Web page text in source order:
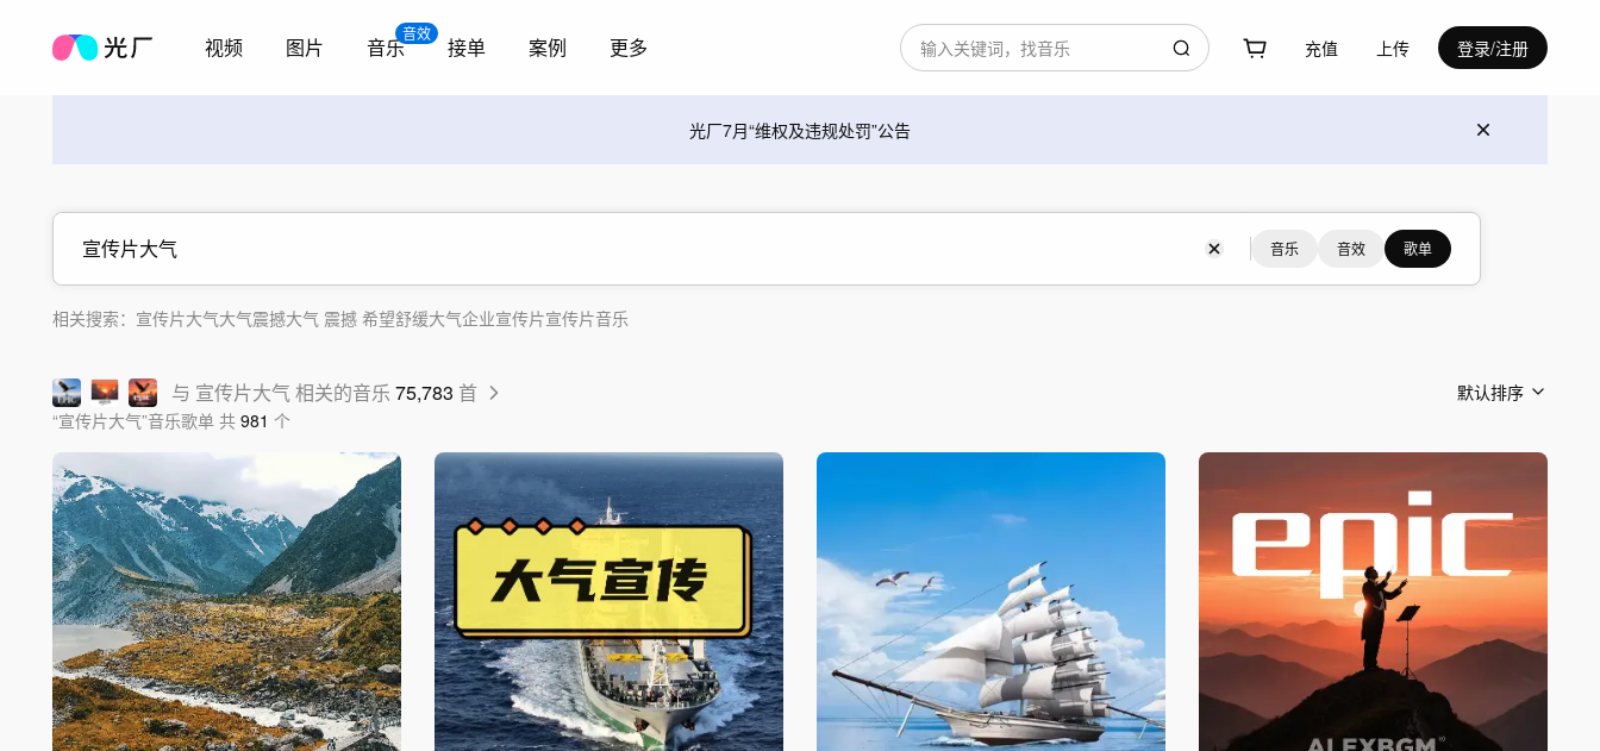
视频 图片
音效
音乐 接单 案例 更多 充值 上传 登录/注册
光厂7月“维权及违规处罚”公告
音乐 音效 歌单
相关搜索： 宣传片大气大气震撼大气 震撼 希望舒缓大气企业宣传片宣传片音乐
与 宣传片大气相关的音乐 75,783 首
“宣传片大气”音乐歌单 共 981 个
默认排序